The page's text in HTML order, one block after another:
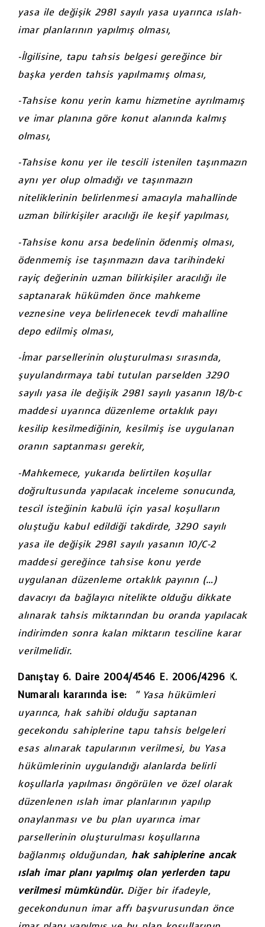
yasa ile değişik 2981 sayılı yasa uyarınca ıslah-
imar planlarının yapılmış olması,
-İlgilisine, tapu tahsis belgesi gereğince bir
başka yerden tahsis yapılmamış olması,
-Tahsise konu yerin kamu hizmetine ayrılmamış
ve imar planına göre konut alanında kalmış
olması,
-Tahsise konu yer ile tescili istenilen taşınmazın
aynı yer olup olmadığı ve taşınmazın
niteliklerinin belirlenmesi amacıyla mahallinde
uzman bilirkişiler aracılığı ile keşif yapılması,
-Tahsise konu arsa bedelinin ödenmiş olması,
ödenmemiş ise taşınmazın dava tarihindeki
rayiç değerinin uzman bilirkişiler aracılığı ile
saptanarak hükümden önce mahkeme
veznesine veya belirlenecek tevdi mahalline
depo edilmiş olması,
-İmar parsellerinin oluşturulması sırasında,
şuyulandırmaya tabi tutulan parselden 3290
sayılı yasa ile değişik 2981 sayılı yasanın 18/b-c
maddesi uyarınca düzenleme ortaklık payı
kesilip kesilmediğinin, kesilmiş ise uygulanan
oranın saptanması gerekir,
-Mahkemece, yukarıda belirtilen koşullar
doğrultusunda yapılacak inceleme sonucunda,
tescil isteğinin kabulü için yasal koşulların
oluştuğu kabul edildiği takdirde, 3290 sayılı
yasa ile değişik 2981 sayılı yasanın 10/C-2
maddesi gereğince tahsise konu yerde
uygulanan düzenleme ortaklık payının (…)
davacıyı da bağlayıcı nitelikte olduğu dikkate
alınarak tahsis miktarından bu oranda yapılacak
indirimden sonra kalan miktarın tesciline karar
verilmelidir.
Danıştay 6. Daire 2004/4546 E. 2006/4296 K.
Numaralı kararında ise:
“ Yasa hükümleri
uyarınca, hak sahibi olduğu saptanan
gecekondu sahiplerine tapu tahsis belgeleri
esas alınarak tapularının verilmesi, bu Yasa
hükümlerinin uygulandığı alanlarda belirli
koşullarla yapılması öngörülen ve özel olarak
düzenlenen ıslah imar planlarının yapılıp
onaylanması ve bu plan uyarınca imar
parsellerinin oluşturulması koşullarına
bağlanmış olduğundan, hak sahiplerine ancak
ıslah imar planı yapılmış olan yerlerden tapu
verilmesi mümkündür. Diğer bir ifadeyle,
gecekondunun imar affı başvurusundan önce